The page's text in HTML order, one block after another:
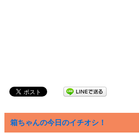
箱ちゃんの今日のイチオシ！